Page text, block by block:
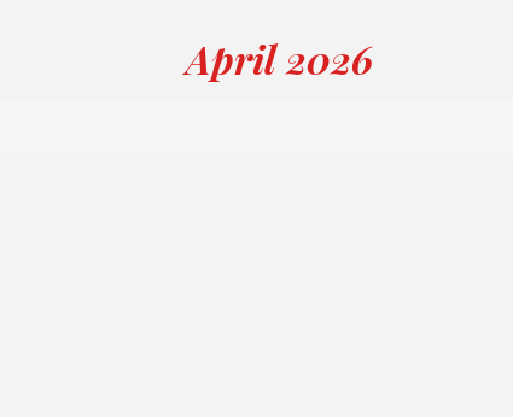
April 2026